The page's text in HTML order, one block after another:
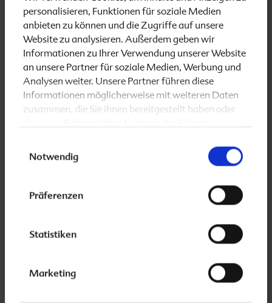
personalisieren, Funktionen für soziale Medien
anbieten zu können und die Zugriffe auf unsere
Website zu analysieren. Außerdem geben wir
Informationen zu Ihrer Verwendung unserer Website
an unsere Partner für soziale Medien, Werbung und
Analysen weiter. Unsere Partner führen diese
Informationen möglicherweise mit weiteren Daten
zusammen, die Sie ihnen bereitgestellt haben oder
Notwendig
Präferenzen
Statistiken
Marketing
Anzahl
L-Nr.
Mangelbeschreibung
Produkt